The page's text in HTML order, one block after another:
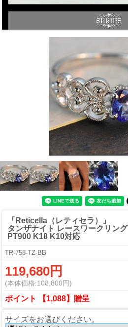
「Reticella（レティセラ）」
タンザナイト レースワークリング
PT900 K18 K10対応
TR-758-TZ-BB
119,680円
(本体価格:108,800円)
ポイント 【1,088】贈呈
サイズをお選びください。